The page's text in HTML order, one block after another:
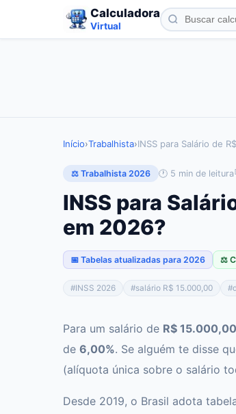
Calculadora
Virtual
Início›Trabalhista›INSS para Salário de
⚖️ Trabalhista 2026 🕐 5 min de leitura
INSS para
em 2026?
📅 Tabelas atualizadas para 2026 ⚖️
#INSS 2026 #salário R$ 15.000,00 #
Para um salário de R$ 15.000,00
de 6,00%. Se alguém te disse
(alíquota única sobre o salário
Desde 2019, o Brasil adota